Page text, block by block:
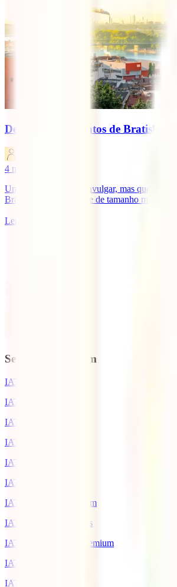
Descobre os encantos de Bratislava!
4 minutos de leitura
Um destino um tanto invulgar, mas que
Bratislava é uma cidade de tamanho médio e
Ler mais
Seguros de Viagem
IATI Escapadinhas
IATI Mochileiro
IATI Standard
IATI Estrela
IATI Familia
IATI Básico
IATI Anual Multiviagem
IATI Grandes Viajantes
IATI Cancelamento Premium
IATI Estudos
IATI AirHelp